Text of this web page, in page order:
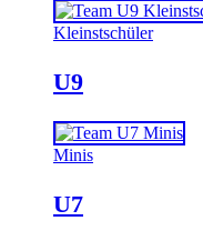
Kleinstschüler
U9
Minis
U7